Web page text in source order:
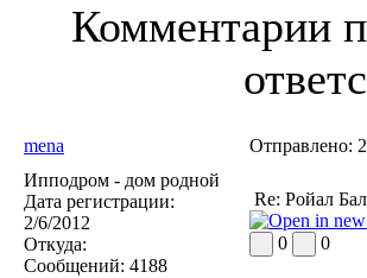
Комментарии
mena Отправлено:
Ипподром - дом родной
Дата регистрации:
2/6/2012
Откуда:
Сообщений: 4188
Re: Ройал
0 0